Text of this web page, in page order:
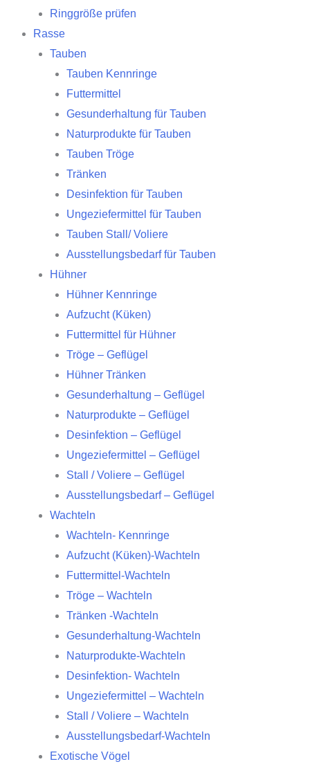
Ringgröße prüfen
Rasse
Tauben
Tauben Kennringe
Futtermittel
Gesunderhaltung für Tauben
Naturprodukte für Tauben
Tauben Tröge
Tränken
Desinfektion für Tauben
Ungeziefermittel für Tauben
Tauben Stall/ Voliere
Ausstellungsbedarf für Tauben
Hühner
Hühner Kennringe
Aufzucht (Küken)
Futtermittel für Hühner
Tröge – Geflügel
Hühner Tränken
Gesunderhaltung – Geflügel
Naturprodukte – Geflügel
Desinfektion – Geflügel
Ungeziefermittel – Geflügel
Stall / Voliere – Geflügel
Ausstellungsbedarf – Geflügel
Wachteln
Wachteln- Kennringe
Aufzucht (Küken)-Wachteln
Futtermittel-Wachteln
Tröge – Wachteln
Tränken -Wachteln
Gesunderhaltung-Wachteln
Naturprodukte-Wachteln
Desinfektion- Wachteln
Ungeziefermittel – Wachteln
Stall / Voliere – Wachteln
Ausstellungsbedarf-Wachteln
Exotische Vögel